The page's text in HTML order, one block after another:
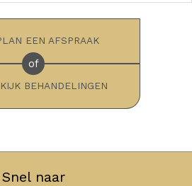
EEN AFSPRAAK
of
BEHANDELINGEN
Snel naar